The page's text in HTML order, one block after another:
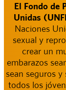
El Fondo de
Unidas
Naciones
sexual y
crear un
embarazos
sean seguros
todos los